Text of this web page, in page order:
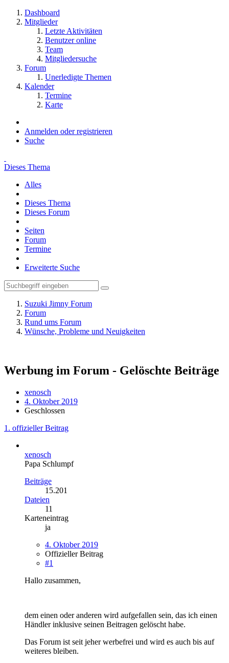
Dashboard
Mitglieder
Letzte Aktivitäten
Benutzer online
Team
Mitgliedersuche
Forum
Unerledigte Themen
Kalender
Termine
Karte
Anmelden oder registrieren
Suche
Dieses Thema
Alles
Dieses Thema
Dieses Forum
Seiten
Forum
Termine
Erweiterte Suche
Suzuki Jimny Forum
Forum
Rund ums Forum
Wünsche, Probleme und Neuigkeiten
Werbung im Forum - Gelöschte Beiträge
xenosch
4. Oktober 2019
Geschlossen
1. offizieller Beitrag
xenosch
Papa Schlumpf
Beiträge
15.201
Dateien
11
Karteneintrag
ja
4. Oktober 2019
Offizieller Beitrag
#1
Hallo zusammen,
dem einen oder anderen wird aufgefallen sein, das ich einen
Händler inklusive seinen Beitragen gelöscht habe.
Das Forum ist seit jeher werbefrei und wird es auch bis auf
weiteres bleiben.